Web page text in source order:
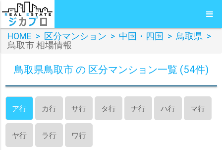
HOME > 区分マンション > 中国・四国 > 鳥取県 >
鳥取市 相場情報
鳥取県鳥取市 の 区分マンション一覧 (54件)
ア行 カ行 サ行 タ行 ナ行 ハ行 マ行
ヤ行 ラ行 ワ行